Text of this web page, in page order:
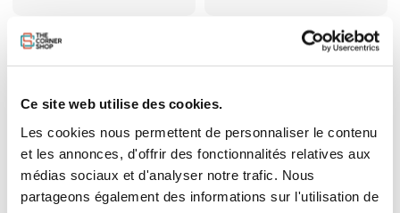
Ce site web utilise des cookies.
Les cookies nous permettent de personnaliser le contenu
et les annonces, d'offrir des fonctionnalités relatives aux
médias sociaux et d'analyser notre trafic. Nous
partageons également des informations sur l'utilisation de
Planche F-ONE Rocket SUP
Downwind 2025
Planche de Wing Armstrong